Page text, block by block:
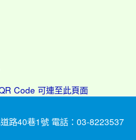
路40巷1號 電話：03-8223537